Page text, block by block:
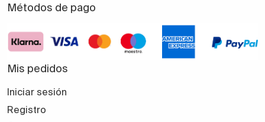
Métodos de pago
Mis pedidos
Iniciar sesión
Registro